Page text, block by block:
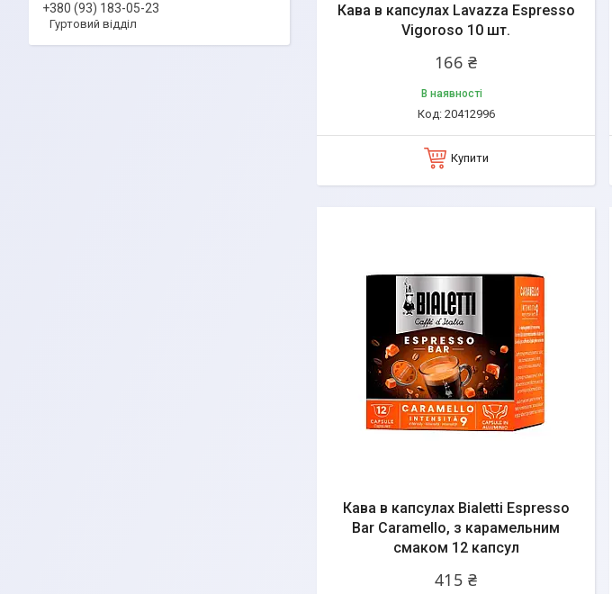
Кава в капсулах Lavazza Espresso
Vigoroso 10 шт.
166 ₴
В наявності
20412996
Купити
Кава в капсулах Bialetti Espresso
Bar Caramello, з карамельним
смаком 12 капсул
415 ₴
+380 (93) 183-05-23
Гуртовий відділ